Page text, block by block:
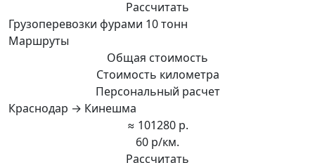
Рассчитать
Грузоперевозки фурами 10 тонн
Маршруты
Общая стоимость
Стоимость километра
Персональный расчет
Краснодар → Кинешма
≈ 101280 р.
60 р/км.
Рассчитать